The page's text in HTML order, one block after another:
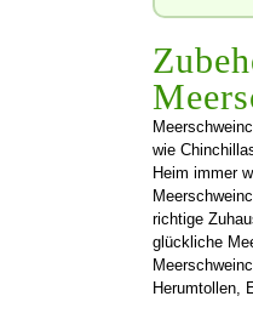
wie
Heim immer
richtige
glückliche
Herumtollen,